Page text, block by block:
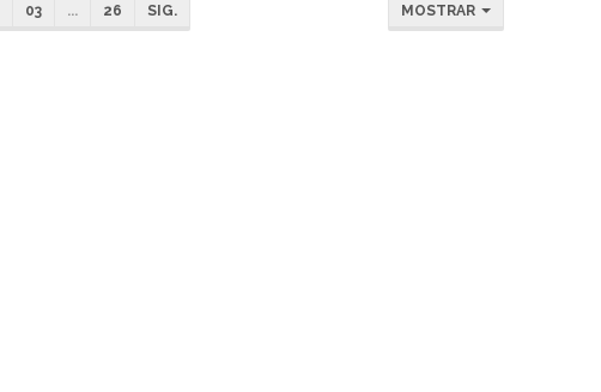
03 ... 26 SIG. MOSTRAR